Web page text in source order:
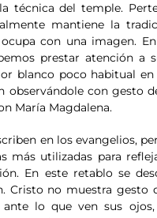
técnica del temple.
mantiene la
con una imagen.
prestar atención a
blanco poco habitual
observándole con gesto
María Magdalena.
en los evangelios,
más utilizadas para
En este retablo se
Cristo no muestra gesto
lo que ven sus ojos,